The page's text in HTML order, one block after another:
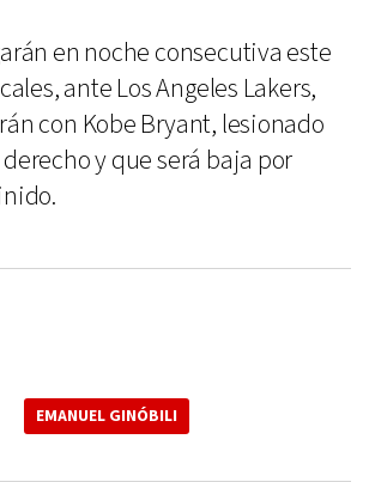
en noche consecutiva este
ante Los Angeles Lakers,
con Kobe Bryant, lesionado
y que será baja por
EMANUEL GINÓBILI